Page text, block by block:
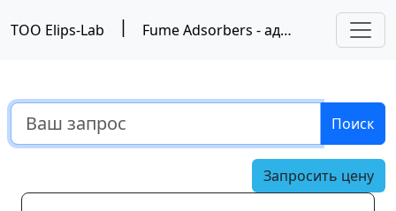
ТОО Elips-Lab | Fume Adsorbers - адсорбер дыма, Labconco
Поиск
Запросить цену